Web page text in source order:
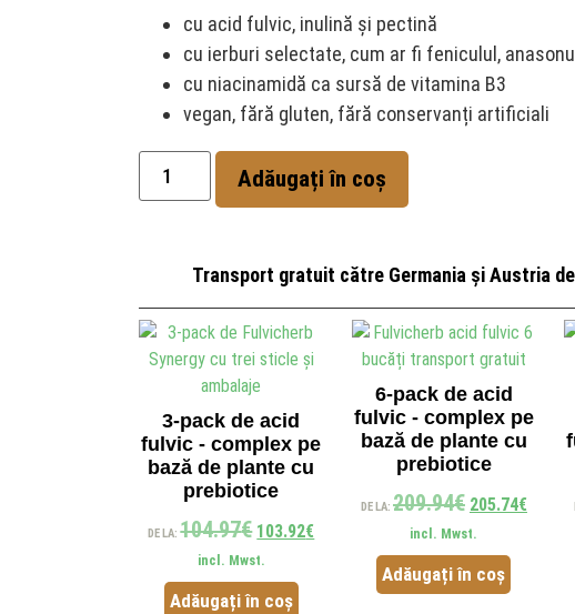
cu acid fulvic, inulină și pectină
cu ierburi selectate, cum ar fi feniculul,
cu niacinamidă ca sursă de vitamina B3
vegan, fără gluten, fără conservanți artificiali
Adăugați în coș
Transport gratuit către Germania și Austria
3-pack de acid
fulvic - complex pe
bază de plante cu
prebiotice
DE LA:104.97€ 103.92€
incl. Mwst.
Adăugați în coș
6-pack de acid
fulvic - complex pe
bază de plante cu
prebiotice
DE LA: 209.94€ 205.74€
incl. Mwst.
Adăugați în coș